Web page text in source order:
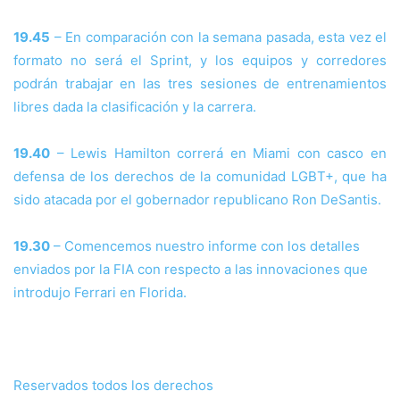
19.45 – En comparación con la semana pasada, esta vez el
formato no será el Sprint, y los equipos y corredores
podrán trabajar en las tres sesiones de entrenamientos
libres dada la clasificación y la carrera.
19.40 – Lewis Hamilton correrá en Miami con casco en
defensa de los derechos de la comunidad LGBT+, que ha
sido atacada por el gobernador republicano Ron DeSantis.
19.30 – Comencemos nuestro informe con los detalles
enviados por la FIA con respecto a las innovaciones que
introdujo Ferrari en Florida.
Reservados todos los derechos